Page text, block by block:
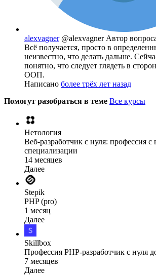
alexvagner @alexvagner Автор
Всё получается, просто в
неизвестно, что делать дальше.
понятно, что следует глядеть в
ООП.
Написано более трёх лет назад
Помогут разобраться в теме Все курсы
Нетология
Веб-разработчик с нуля: профессия
специализации
14 месяцев
Далее
Stepik
PHP (pro)
1 месяц
Далее
Skillbox
Профессия PHP-разработчик с нуля
7 месяцев
Далее